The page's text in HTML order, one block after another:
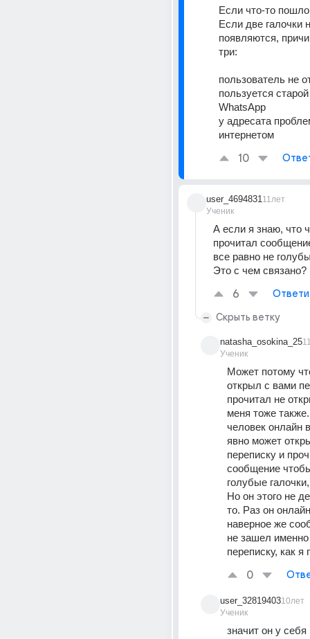
Если что-то пошло
Если две галочки
появляются,
три:
пользователь не
пользуется
WhatsApp
у адресата
интернетом
10
user_4694831
Ученик
11лет
А если я знаю, что
прочитал
все равно не
Это с чем связано?
6
Скрыть ветку
natasha_osokina_25
Ученик
Может потому
открыл с вами
прочитал не
меня тоже
человек онлайн
явно может
переписку и
сообщение
голубые
Но он этого не
то. Раз он
наверное же
не зашел
переписку, как
0
user_32819403
Ученик
10лет
значит он у себя